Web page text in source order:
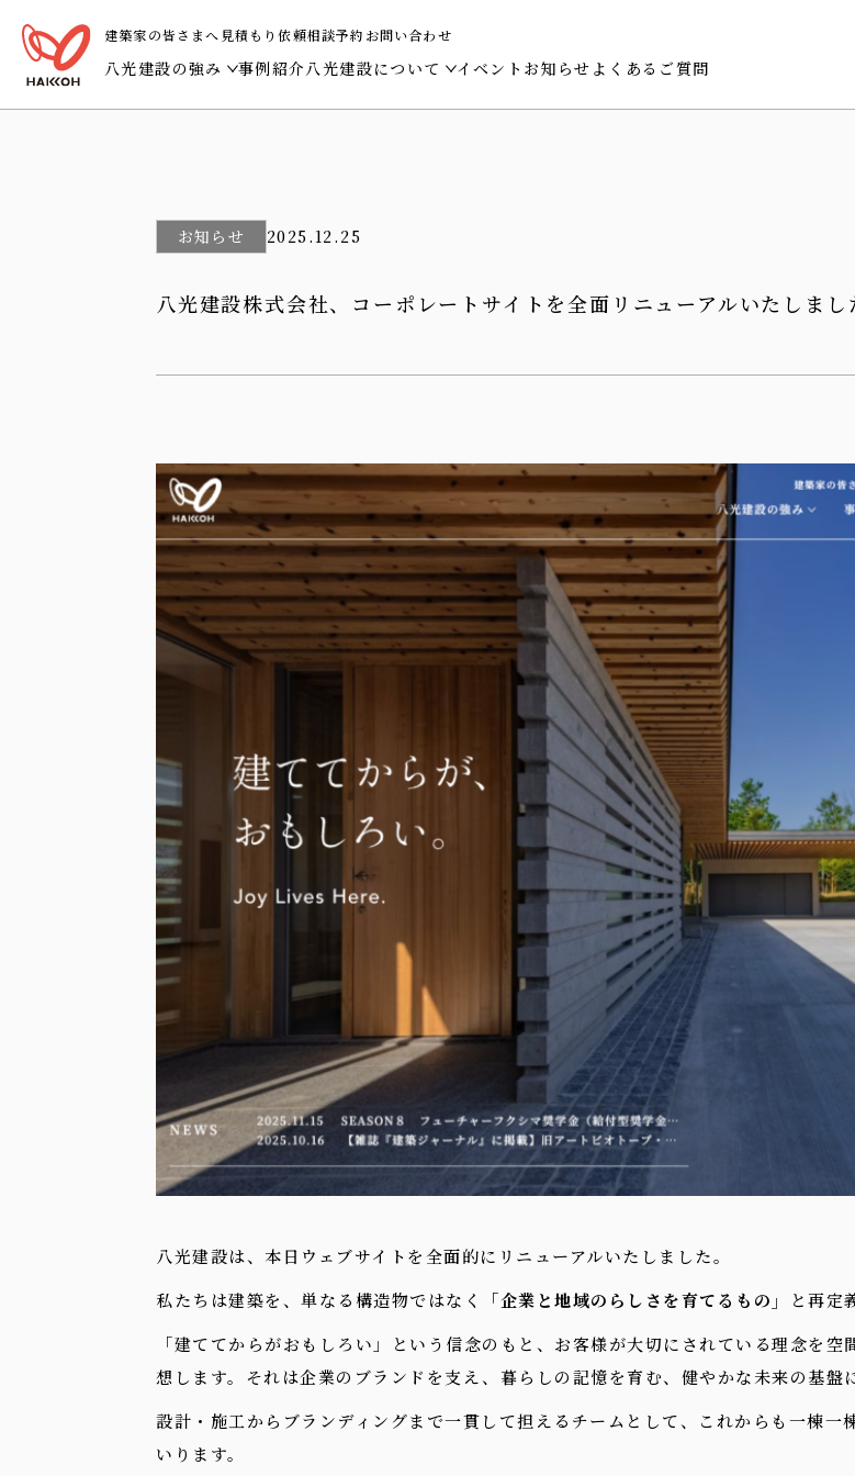
建築家の皆さまへ 見積もり依頼相談予約 お問い合わせ
八光建設の強み
建築から、事業と人の営みを支える。
事例紹介八光建設について
社会貢献活動
イベント お知らせ よくあるご質問
お知らせ 2025.12.25
八光建設株式会社、コーポレートサイトを全面リニューアルいたしまし
八光建設は、本日ウェブサイトを全面的にリニューアルいたしました。
私たちは建築を、単なる構造物ではなく
「企業と地域のらしさを育てるもの」
と再定
「建ててからがおもしろい」という信念のもと、お客様が大切にされている理念を
想します。それは企業のブランドを支え、暮らしの記憶を育む、健やかな未来の基盤
設計・施工からブランディングまで一貫して担えるチームとして、これからも一棟
いります。